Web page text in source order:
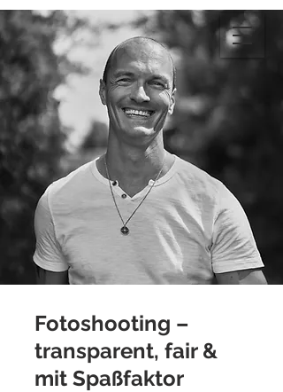
Fotoshooting –
transparent, fair &
mit Spaßfaktor